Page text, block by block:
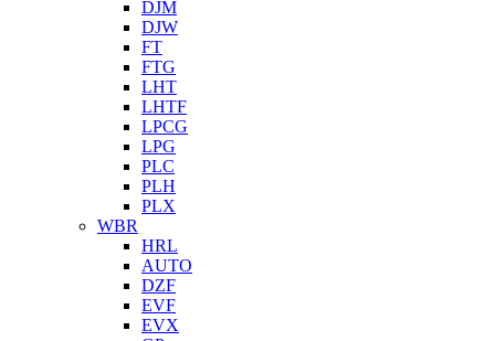
DJM
DJW
FT
FTG
LHT
LHTF
LPCG
LPG
PLC
PLH
PLX
WBR
HRL
AUTO
DZF
EVF
EVX